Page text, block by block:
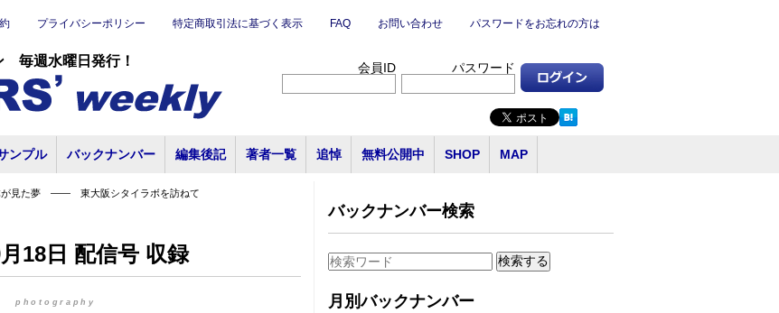
毎週水曜日発行！
プライバシーポリシー 特定商取引法に基づく表示 FAQ お問い合わせ パスワードをお忘れの方は
会員ID パスワード
ンプル バックナンバー 編集後記 著者一覧 追悼 無料公開中 SHOP MAP
が見た夢 ―― 東大阪シタイラボを訪ねて
18日 配信号 収録
photography
バックナンバー検索
月別バックナンバー